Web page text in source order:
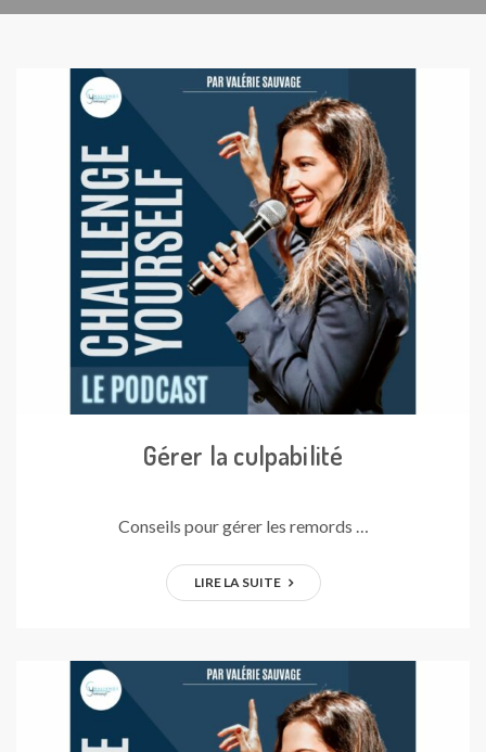
Gérer la culpabilité
Conseils pour gérer les remords …
LIRE LA SUITE